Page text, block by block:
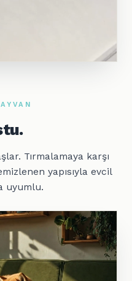
Tırmalamaya karşı
yapısıyla evcil
uyumlu.